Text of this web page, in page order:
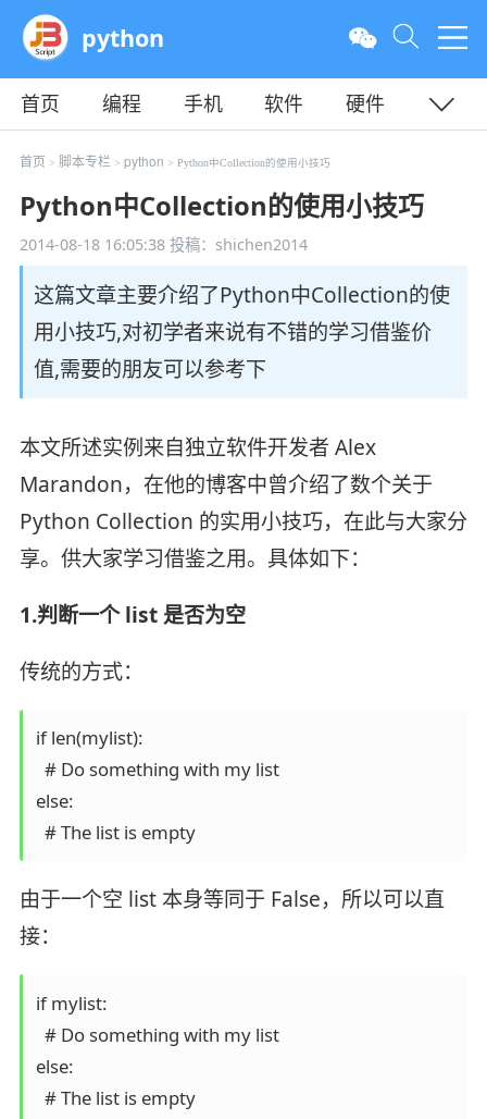
python
首页 编程 手机 软件
硬件
教程
平面 服务器
首页 > 脚本专栏> python > Python中Collection的使用小技巧
Python中Collection的使用小技巧
2014-08-18 16:05:38投稿：shichen2014
这篇文章主要介绍了Python中Collection的使
用小技巧,对初学者来说有不错的学习借鉴价
值,需要的朋友可以参考下
本文所述实例来自独立软件开发者 Alex
Marandon，在他的博客中曾介绍了数个关于
Python Collection 的实用小技巧，在此与大家分
享。供大家学习借鉴之用。具体如下：
1.判断一个 list 是否为空
传统的方式：
if len(mylist):
  # Do something with my list
else:
  # The list is empty
由于一个空 list 本身等同于 False，所以可以直
接：
if mylist:
  # Do something with my list
else:
  # The list is empty